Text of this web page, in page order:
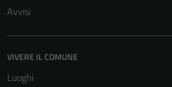
Avvisi
VIVERE IL COMUNE
Luoghi